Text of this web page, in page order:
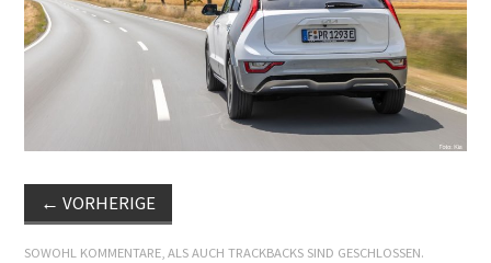
LEXIKON A
← VORHERIGE
SOWOHL KOMMENTARE, ALS AUCH TRACKBACKS SIND GESCHLOSSEN.